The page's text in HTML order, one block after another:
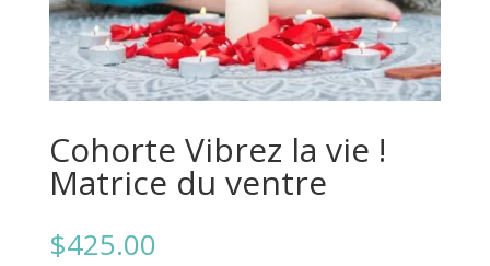
Cohorte Vibrez la vie !
Matrice du ventre
$425.00